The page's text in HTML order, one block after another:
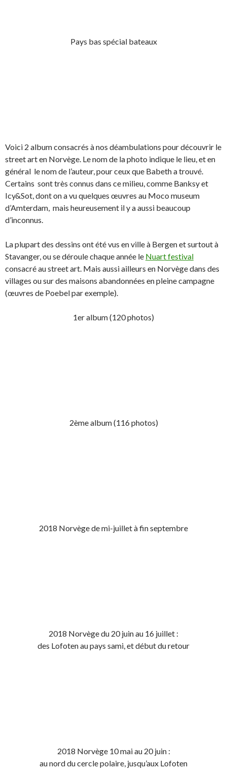
Pays bas spécial bateaux
Voici 2 album consacrés à nos déambulations pour découvrir le
street art en Norvège. Le nom de la photo indique le lieu, et en
général le nom de l’auteur, pour ceux que Babeth a trouvé.
Certains sont très connus dans ce milieu, comme Banksy et
Icy&Sot, dont on a vu quelques œuvres au Moco museum
d’Amterdam, mais heureusement il y a aussi beaucoup
d’inconnus.
La plupart des dessins ont été vus en ville à Bergen et surtout à
Stavanger, ou se déroule chaque année le Nuart festival
consacré au street art. Mais aussi ailleurs en Norvège dans des
villages ou sur des maisons abandonnées en pleine campagne
(œuvres de Poebel par exemple).
1er album (120 photos)
2ème album (116 photos)
2018 Norvège de mi-juillet à fin septembre
2018 Norvège du 20 juin au 16 juillet :
des Lofoten au pays sami, et début du retour
2018 Norvège 10 mai au 20 juin :
au nord du cercle polaire, jusqu’aux Lofoten